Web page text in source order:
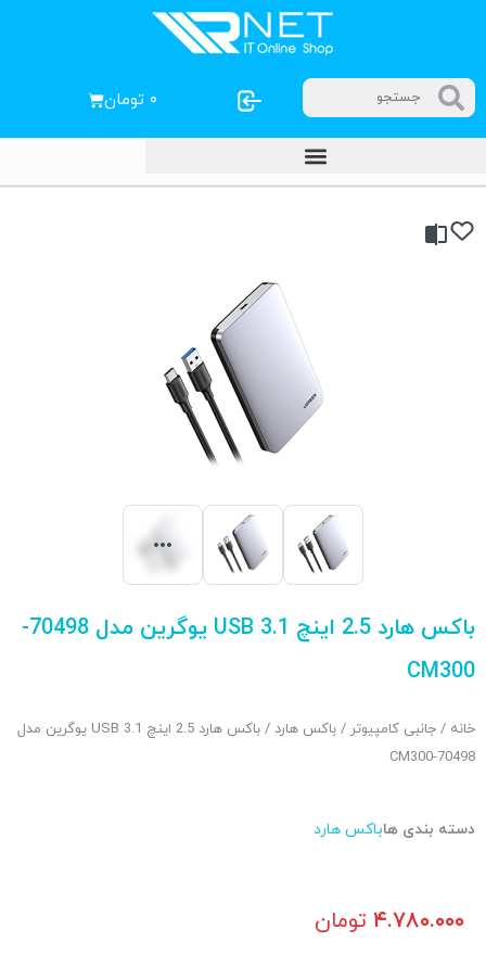
۰ تومان
باکس هارد 2.5 اینچ USB 3.1 یوگرین مدل 70498-
CM300
خانه / جانبی کامپیوتر / باکس هارد
/ باکس هارد 2.5 اینچ USB 3.1 یوگرین مدل
70498-CM300
دسته بندی هاباکس هارد
۴.۷۸۰.۰۰۰ تومان